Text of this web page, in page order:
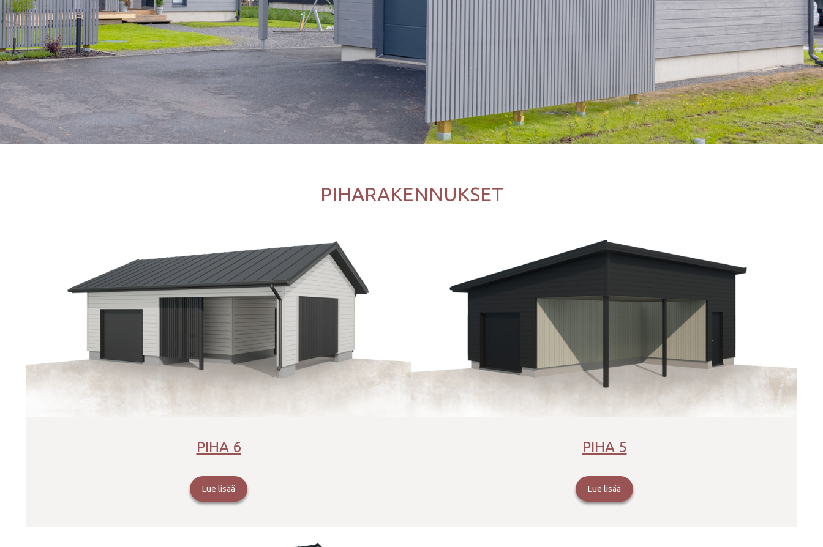
PIHARAKENNUKSET
PIHA 6
Lue lisää
PIHA 5
Lue lisää